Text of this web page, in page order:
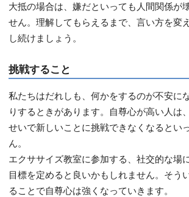
大抵の場合は、嫌だといっても人間関係が
せん。理解してもらえるまで、言い方を変
し続けましょう。
挑戦すること
私たちはだれしも、何かをするのが不安に
りするときがあります。自尊心が高い人は
せいで新しいことに挑戦できなくなるとい
ん。
エクササイズ教室に参加する、社交的な場
目標を定めると良いかもしれません。そう
ることで自尊心は強くなっていきます。